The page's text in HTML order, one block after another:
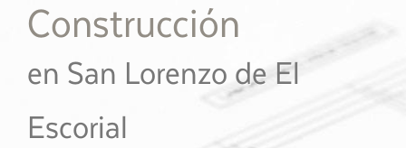
Construcción
en San Lorenzo de El
Escorial